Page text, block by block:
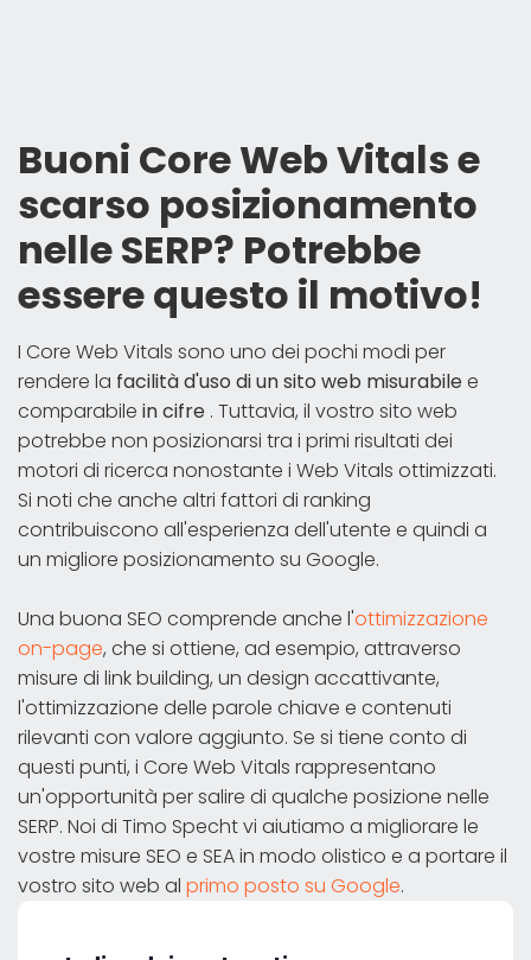
Buoni Core Web Vitals e
scarso posizionamento
nelle SERP? Potrebbe
essere questo il motivo!
I Core Web Vitals sono uno dei pochi modi per
rendere la facilità d'uso di un sito web misurabilee
comparabile in cifre . Tuttavia, il vostro sito web
potrebbe non posizionarsi tra i primi risultati dei
motori di ricerca nonostante i Web Vitals ottimizzati.
Si noti che anche altri fattori di ranking
contribuiscono all'esperienza dell'utente e quindi a
un migliore posizionamento su Google.
Una buona SEO comprende anche l'ottimizzazione
on-page, che si ottiene, ad esempio, attraverso
misure di link building, un design accattivante,
l'ottimizzazione delle parole chiave e contenuti
rilevanti con valore aggiunto. Se si tiene conto di
questi punti, i Core Web Vitals rappresentano
un'opportunità per salire di qualche posizione nelle
SERP. Noi di Timo Specht vi aiutiamo a migliorare le
vostre misure SEO e SEA in modo olistico e a portare il
vostro sito web al primo posto su Google.